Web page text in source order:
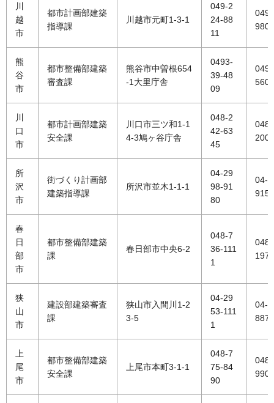
川
越
市
都市計画部建築
指導課
川越市元町1-3-1
049-2
24-88
11
9800
熊
谷
市
都市整備部建築
審査課
熊谷市中曽根654
-1大里庁舎
0493-
39-48
09
5603
川
口
市
都市計画部建築
安全課
川口市三ツ和1-1
4-3鳩ヶ谷庁舎
048-2
42-63
45
2003
所
沢
市
街づくり計画部
建築指導課
所沢市並木1-1-1
04-29
98-91
80
04-
9152
春
日
部
市
都市整備部建築
課
春日部市中央6-2
048-7
36-111
1
1974
狭
山
市
建設部建築審査
課
狭山市入間川1-2
3-5
04-29
53-111
1
04-
8877
上
尾
市
都市整備部建築
安全課
上尾市本町3-1-1
048-7
75-84
90
9906